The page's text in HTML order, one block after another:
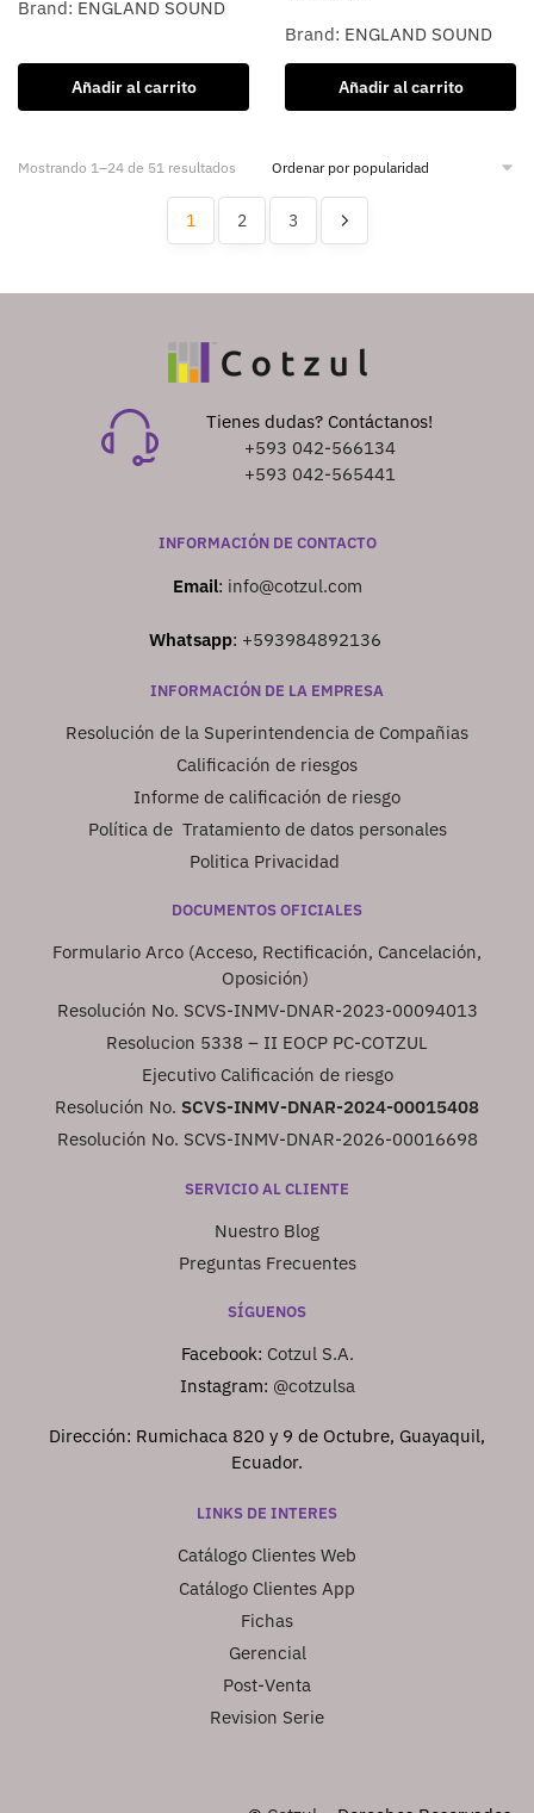
Brand: ENGLAND SOUND
Añadir al carrito
Brand: ENGLAND SOUND
Añadir al carrito
Mostrando 1–24 de 51 resultados
1 2 3
Tienes dudas? Contáctanos!
+593 042-566134
+593 042-565441
INFORMACIÓN DE CONTACTO
Email: info@cotzul.com
Whatsapp: +593984892136
INFORMACIÓN DE LA EMPRESA
Resolución de la Superintendencia de Compañias
Calificación de riesgos
Informe de calificación de riesgo
Política de Tratamiento de datos personales
Politica Privacidad
DOCUMENTOS OFICIALES
Formulario Arco (Acceso, Rectificación, Cancelación,
Oposición)
Resolución No. SCVS-INMV-DNAR-2023-00094013
Resolucion 5338 – II EOCP PC-COTZUL
Ejecutivo Calificación de riesgo
Resolución No. SCVS-INMV-DNAR-2024-00015408
Resolución No. SCVS-INMV-DNAR-2026-00016698
SERVICIO AL CLIENTE
Nuestro Blog
Preguntas Frecuentes
SÍGUENOS
Facebook: Cotzul S.A.
Instagram: @cotzulsa
Dirección: Rumichaca 820 y 9 de Octubre, Guayaquil,
Ecuador.
LINKS DE INTERES
Catálogo Clientes Web
Catálogo Clientes App
Fichas
Gerencial
Post-Venta
Revision Serie